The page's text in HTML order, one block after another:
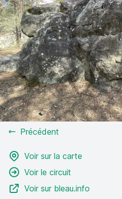
Précédent
Voir sur la carte
Voir le circuit
Voir sur bleau.info